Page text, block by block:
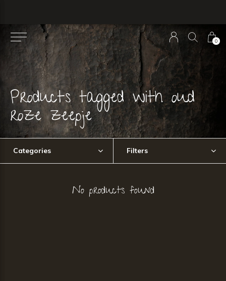
0
Products tagged with oud
roze zeepje
Categories Filters
No products found